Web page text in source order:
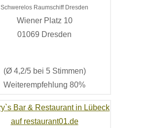
Schwerelos Raumschiff Dresden
Wiener Platz 10
01069 Dresden
(Ø 4,2/5 bei 5 Stimmen)
Weiterempfehlung 80%